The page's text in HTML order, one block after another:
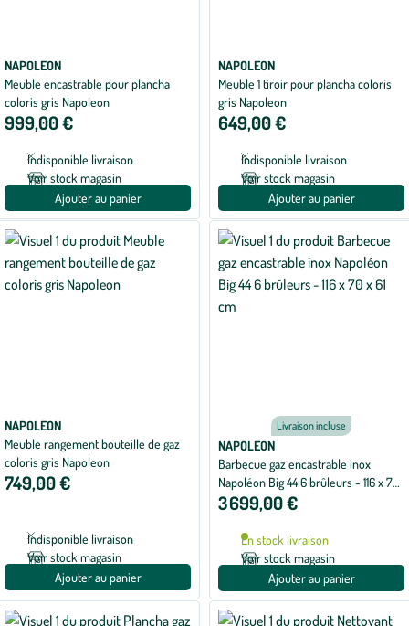
NAPOLEON
Meuble encastrable pour plancha
coloris gris Napoleon
999,00 €
Indisponible livraison
Voir stock magasin
Ajouter au panier
NAPOLEON
Meuble 1 tiroir pour plancha coloris
gris Napoleon
649,00 €
Indisponible livraison
Voir stock magasin
Ajouter au panier
NAPOLEON
Meuble rangement bouteille de gaz
coloris gris Napoleon
749,00 €
Indisponible livraison
Voir stock magasin
Ajouter au panier
Livraison incluse
NAPOLEON
Barbecue gaz encastrable inox
Napoléon Big 44 6 brûleurs - 116 x 70
x 61 cm
3 699,00 €
En stock livraison
Voir stock magasin
Ajouter au panier